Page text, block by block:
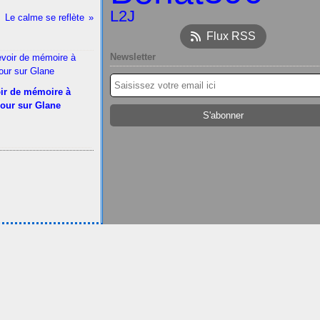
Le calme se reflète
de mémoire à
sur Glane
L2J
Flux RSS
Newsletter